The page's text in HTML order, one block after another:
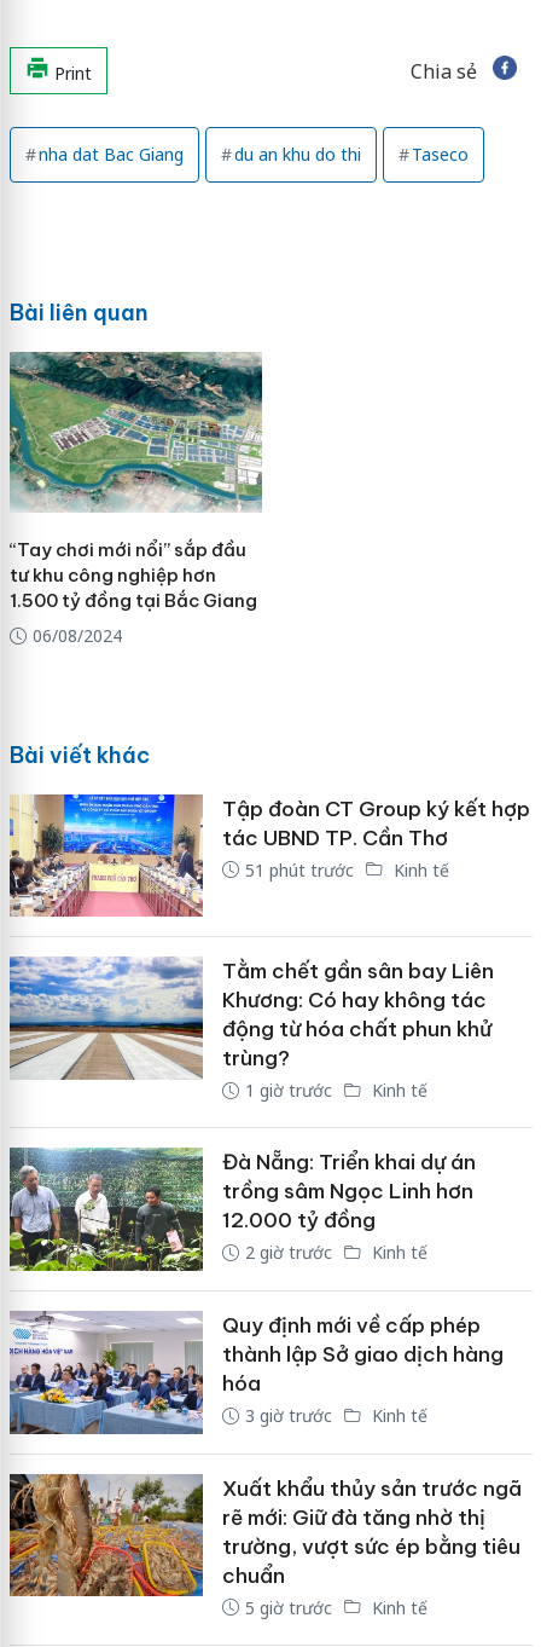
Print Chia sẻ
nha dat Bac Giang du an khu do thi Taseco
Bài liên quan
“Tay chơi mới nổi” sắp đầu
tư khu công nghiệp hơn
1.500 tỷ đồng tại Bắc Giang
06/08/2024
Bài viết khác
Tập đoàn CT Group ký kết hợp
tác UBND TP. Cần Thơ
51 phút trước Kinh tế
Tằm chết gần sân bay Liên
Khương: Có hay không tác
động từ hóa chất phun khử
trùng?
1 giờ trước Kinh tế
Đà Nẵng: Triển khai dự án
trồng sâm Ngọc Linh hơn
12.000 tỷ đồng
2 giờ trước Kinh tế
Quy định mới về cấp phép
thành lập Sở giao dịch hàng
hóa
3 giờ trước Kinh tế
Xuất khẩu thủy sản trước ngã
rẽ mới: Giữ đà tăng nhờ thị
trường, vượt sức ép bằng tiêu
chuẩn
5 giờ trước Kinh tế